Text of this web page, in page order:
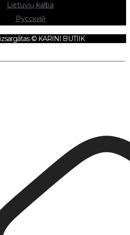
Lietuvių kalba
Русский
© KARINI BUTIIK